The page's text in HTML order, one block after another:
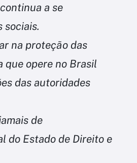
a se
sociais.
na proteção das
que opere no Brasil
das autoridades
de
do Estado de Direito e